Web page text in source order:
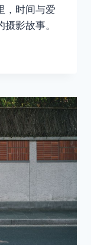
，时间与爱
影故事。